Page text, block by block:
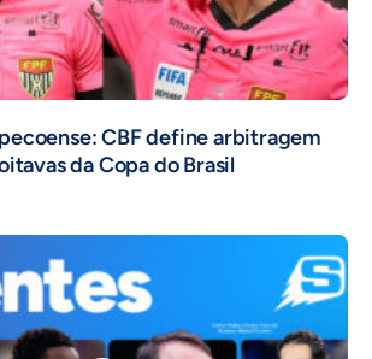
CBF define arbitragem
da Copa do Brasil